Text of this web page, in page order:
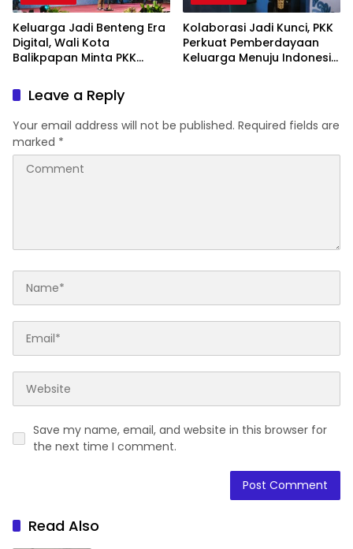
Keluarga Jadi Benteng Era
Digital, Wali Kota
Balikpapan Minta PKK
Karakter Generasi Muda
Kolaborasi Jadi Kunci, PKK
Perkuat Pemberdayaan
Keluarga Menuju Indonesia
Leave a Reply
Your email address will not be published. Required fields are
marked *
Save my name, email, and website in this browser for
the next time I comment.
Read Also